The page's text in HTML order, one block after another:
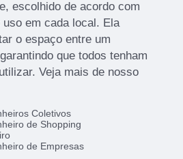
escolhido de acordo com
em cada local. Ela
o espaço entre um
que todos tenham
Veja mais de nosso
Coletivos
de Shopping
de Empresas